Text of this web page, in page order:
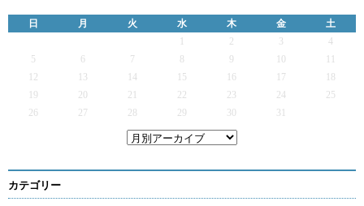
日 月 火 水 木 金
土
2 3
4
5
6 7 9
12
13 14 15 16 17
19
20 21 22 23 24
25
26
27 28 29 30 31
カテゴリー